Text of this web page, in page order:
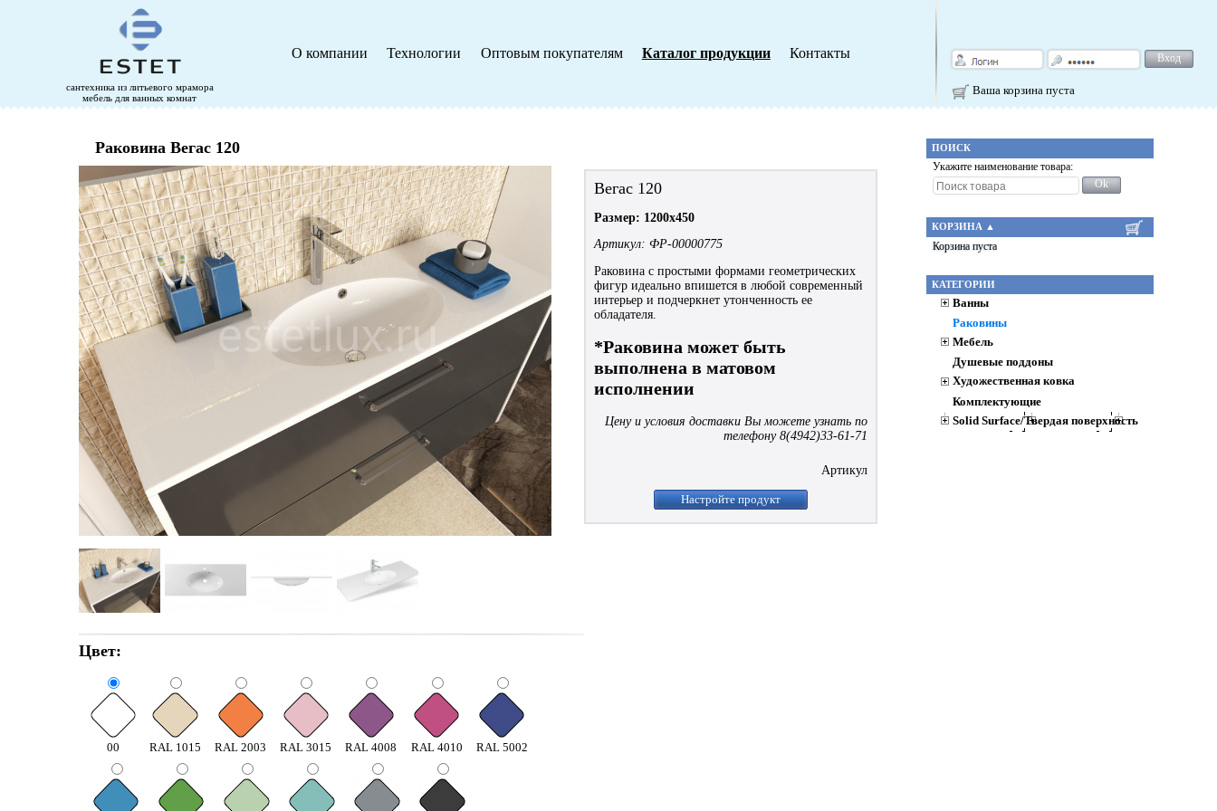
сантехника из литьевого мрамора
мебель для ванных комнат
О компании Технологии Оптовым покупателям Каталог продукции Контакты Вход
Ваша корзина пуста
Раковина Вегас 120
Цвет:
00 RAL 1015 RAL 2003 RAL 3015 RAL 4008 RAL 4010 RAL 5002
Вегас 120
Размер: 1200х450
Артикул: ФР-00000775
Раковина с простыми формами геометрических
фигур идеально впишется в любой современный
интерьер и подчеркнет утонченность ее
обладателя.
*Раковина может быть
выполнена в матовом
исполнении
Цену и условия доставки Вы можете узнать по
телефону 8(4942)33-61-71
Артикул
Настройте продукт
ПОИСК
Укажите наименование товара:
Ok
КОРЗИНА ▲
Корзина пуста
КАТЕГОРИИ
Ванны
Раковины
Мебель
Душевые поддоны
Художественная ковка
Комплектующие
Solid Surface/Твердая поверхность